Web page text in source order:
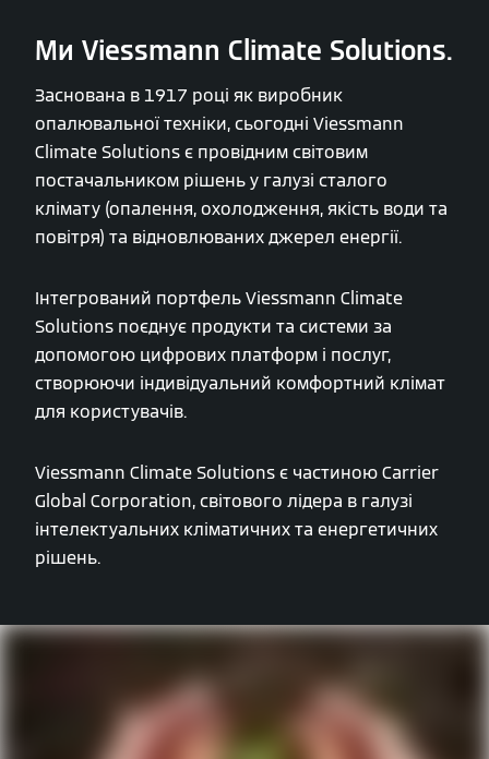
Ми Viessmann Climate Solutions.
Заснована в 1917 році як виробник
опалювальної техніки, сьогодні Viessmann
Climate Solutions є провідним світовим
постачальником рішень у галузі сталого
клімату (опалення, охолодження, якість води та
повітря) та відновлюваних джерел енергії.
Інтегрований портфель Viessmann Climate
Solutions поєднує продукти та системи за
допомогою цифрових платформ і послуг,
створюючи індивідуальний комфортний клімат
для користувачів.
Viessmann Climate Solutions є частиною Carrier
Global Corporation, світового лідера в галузі
інтелектуальних кліматичних та енергетичних
рішень.